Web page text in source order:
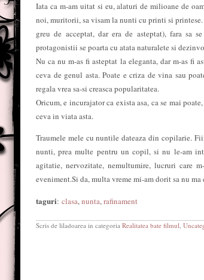
Iata ca m-am uitat si eu, alaturi de milioane de
noi, muritorii, sa visam la nunti cu printi si
greu de acceptat, dar era de asteptat), fara sa
protagonistii se poarta cu atata naturalete si
Nu ca nu m-as fi asteptat la eleganta, dar m-as fi
ceva de genul asta. Poate e criza de vina sau
regala vrea sa-si creasca popularitatea.
Oricum, e incurajator ca exista asa, ca se mai
ceva in viata asta.
Traumele mele cu nuntile dateaza din copilarie.
nunti, prea multe pentru un copil, si nu le-am
agitatie, nervozitate, nemultumire, lucruri care
eveniment.Si da, multa vreme mi-am dorit sa nu
taguri: clasa,nunta,rafinament
Scris de liladoarea in categoria Realitatea bate filmul,